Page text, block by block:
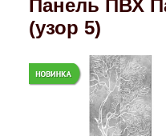
Панель ПВХ
(узор 5)